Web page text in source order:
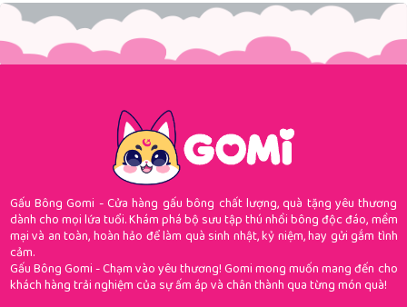
Gấu Bông Gomi - Cửa hàng gấu bông chất lượng, quà tặng yêu thương
dành cho mọi lứa tuổi. Khám phá bộ sưu tập thú nhồi bông độc đáo, mềm
mại và an toàn, hoàn hảo để làm quà sinh nhật, kỷ niệm, hay gửi gắm tình
cảm.
Gấu Bông Gomi - Chạm vào yêu thương! Gomi mong muốn mang đến cho
khách hàng trải nghiệm của sự ấm áp và chân thành qua từng món quà!